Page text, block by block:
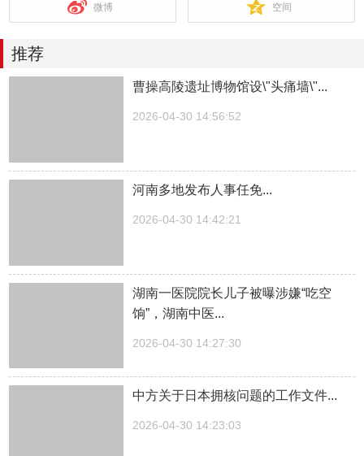
微博 空间
推荐
曹操高陵遗址博物馆设\"头痛墙\"...
2026-04-30 14:56:52
河南多地发布人事任免...
2026-04-30 14:42:21
湖南一医院院长儿子被曝涉嫌“吃空
饷”，湖南中医...
2026-04-30 14:27:30
中方关于日本拥核问题的工作文件...
2026-04-30 14:23:03